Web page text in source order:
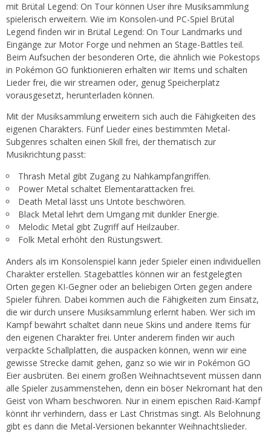
mit Brütal Legend: On Tour können User ihre Musiksammlung
spielerisch erweitern. Wie im Konsolen-und PC-Spiel Brütal
Legend finden wir in Brütal Legend: On Tour Landmarks und
Eingänge zur Motor Forge und nehmen an Stage-Battles teil.
Beim Aufsuchen der besonderen Orte, die ähnlich wie Pokestops
in Pokémon GO funktionieren erhalten wir Items und schalten
Lieder frei, die wir streamen oder, genug Speicherplatz
vorausgesetzt, herunterladen können.
Mit der Musiksammlung erweitern sich auch die Fähigkeiten des
eigenen Charakters. Fünf Lieder eines bestimmten Metal-
Subgenres schalten einen Skill frei, der thematisch zur
Musikrichtung passt:
Thrash Metal gibt Zugang zu Nahkampfangriffen.
Power Metal schaltet Elementarattacken frei.
Death Metal lässt uns Untote beschwören.
Black Metal lehrt dem Umgang mit dunkler Energie.
Melodic Metal gibt Zugriff auf Heilzauber.
Folk Metal erhöht den Rüstungswert.
Anders als im Konsolenspiel kann jeder Spieler einen individuellen
Charakter erstellen. Stagebattles können wir an festgelegten
Orten gegen KI-Gegner oder an beliebigen Orten gegen andere
Spieler führen. Dabei kommen auch die Fähigkeiten zum Einsatz,
die wir durch unsere Musiksammlung erlernt haben. Wer sich im
Kampf bewährt schaltet dann neue Skins und andere Items für
den eigenen Charakter frei. Unter anderem finden wir auch
verpackte Schallplatten, die auspacken können, wenn wir eine
gewisse Strecke damit gehen, ganz so wie wir in Pokémon GO
Eier ausbrüten. Bei einem großen Weihnachtsevent müssen dann
alle Spieler zusammenstehen, denn ein böser Nekromant hat den
Geist von Wham beschworen. Nur in einem epischen Raid-Kampf
könnt ihr verhindern, dass er Last Christmas singt. Als Belohnung
gibt es dann die Metal-Versionen bekannter Weihnachtslieder.